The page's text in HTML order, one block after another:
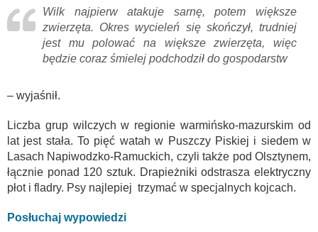
Wilk najpierw atakuje sarnę, potem większe
zwierzęta. Okres wycieleń się skończył, trudniej
jest mu polować na większe zwierzęta, więc
będzie coraz śmielej podchodził do gospodarstw
– wyjaśnił.
Liczba grup wilczych w regionie warmińsko-mazurskim od
lat jest stała. To pięć watah w Puszczy Piskiej i siedem w
Lasach Napiwodzko-Ramuckich, czyli także pod Olsztynem,
łącznie ponad 120 sztuk. Drapieżniki odstrasza elektryczny
płot i fladry. Psy najlepiej trzymać w specjalnych kojcach.
Posłuchaj wypowiedzi